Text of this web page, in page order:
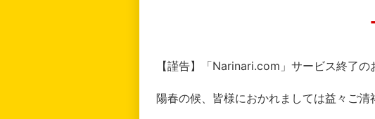
【謹告】「Narinari.com」サービス終了の
陽春の候、皆様におかれましては益々ご清